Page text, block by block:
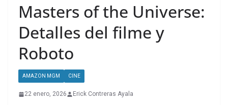
Masters of the Universe:
Detalles del filme y
Roboto
AMAZON MGM CINE
22 enero, 2026 Erick Contreras Ayala